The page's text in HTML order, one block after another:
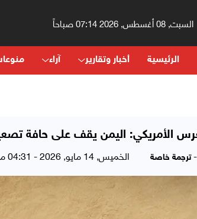
السبت, 08 أغسطس, 2026 07:14 صباحاً
الرئيسية أخبار وتقارير آراء
الأمريكي: اليمن يقف على حافة
-ترجمة خاصة الخميس, 14 مايو, 2026 - 04:31 مساءً